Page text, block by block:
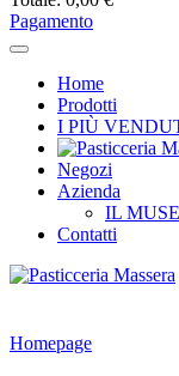
Pagamento
Home
Prodotti
I PIÙ
Negozi
Azienda
IL
Contatti
Homepage